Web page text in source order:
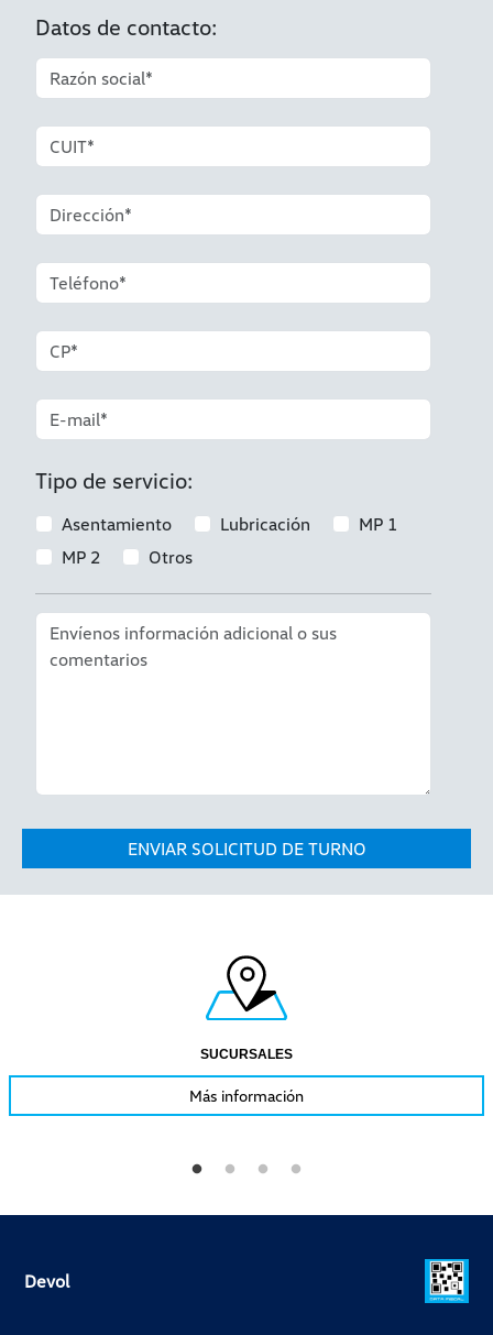
Datos de contacto:
Tipo de servicio:
Asentamiento Lubricación
MP 1
MP 2
Otros
ENVIAR SOLICITUD DE TURNO
SUCURSALES
Más información
Devol